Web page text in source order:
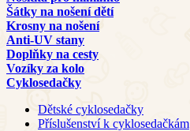
Šátky na nošení dětí
Krosny na nošení
Anti-UV stany
Doplňky na cesty
Vozíky za kolo
Cyklosedačky
Dětské cyklosedačky
Příslušenství k cyklosedačkám